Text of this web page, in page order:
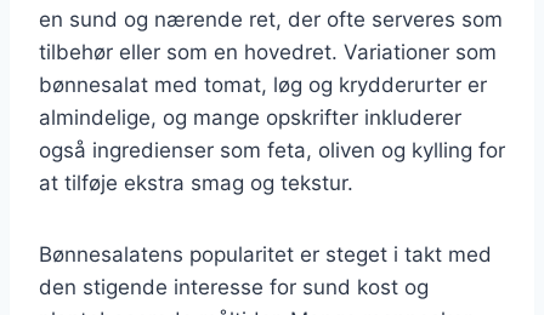
en sund og nærende ret, der ofte serveres som
tilbehør eller som en hovedret. Variationer som
bønnesalat med tomat, løg og krydderurter er
almindelige, og mange opskrifter inkluderer
også ingredienser som feta, oliven og kylling for
at tilføje ekstra smag og tekstur.
Bønnesalatens popularitet er steget i takt med
den stigende interesse for sund kost og